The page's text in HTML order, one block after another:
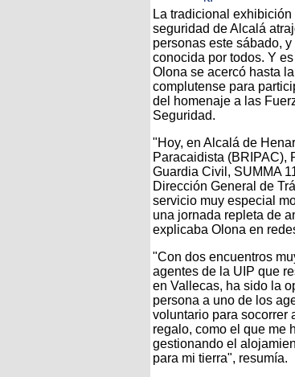
La tradicional
seguridad de Alcalá
personas este sábado,
conocida por todos. Y
Olona se acercó hasta
complutense para
del homenaje a las
Seguridad.
"Hoy, en Alcalá de
Paracaidista (BRIPAC),
Guardia Civil, SUMMA
Dirección General de
servicio muy especial
una jornada repleta de
explicaba Olona en
"Con dos encuentros
agentes de la UIP que
en Vallecas, ha sido la
persona a uno de los
voluntario para socorrer
regalo, como el que me
gestionando el
para mi tierra", resumía.